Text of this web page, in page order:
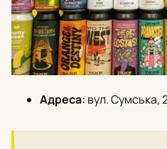
Адреса: вул. Сумська,